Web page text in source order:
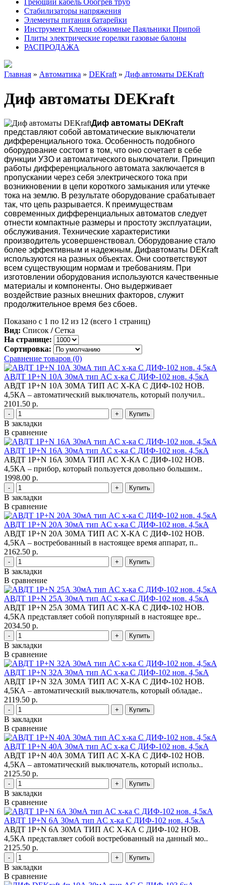
Стабилизаторы напряжения
Элементы питания батарейки
Инструмент Клещи обжимные Паяльники Припой
Плиты электрические горелки газовые балоны
РАСПРОДАЖА
Главная » Автоматика » DEKraft » Диф автоматы DEKraft
Диф автоматы DEKraft
Диф автоматы DEKraft
представляют собой автоматические выключатели
дифференциального тока. Особенность подобного
оборудование состоит в том, что оно сочетает в себе
функции УЗО и автоматического выключатели. Принцип
работы дифференциального автомата заключается в
пропускании через себя электрического тока при
возникновении в цепи короткого замыкания или утечке
тока на землю. В результате оборудование срабатывает
так, что цепь разрывается. К преимуществам
современных дифференциальных автоматов следует
отнести компактные размеры и простоту эксплуатации,
обслуживания. Технические характеристики
производитель усовершенствовал. Оборудование стало
более эффективным и надежным. Дифавтоматы DEKraft
используются на разных объектах. Они соответствуют
всем существующим нормам и требованиям. При
изготовлении оборудования используются качественные
материалы и компоненты. Оно выдерживает
воздействие разных внешних факторов, служит
продолжительное время без сбоев.
Показано с 1 по 12 из 12 (всего 1 страниц)
Вид: Список / Сетка
На странице:
Сортировка:
Сравнение товаров (0)
АВДТ 1Р+N 10А 30мА тип AC х-ка С ДИФ-102 нов. 4,5кА
АВДТ 1Р+N 10А 30МА ТИП AC Х-КА С ДИФ-102 НОВ.
4,5КА – автоматический выключатель, который получил..
2101.50 р.
- +
В закладки
В сравнение
АВДТ 1Р+N 16А 30мА тип AC х-ка С ДИФ-102 нов. 4,5кА
АВДТ 1Р+N 16А 30МА ТИП AC Х-КА С ДИФ-102 НОВ.
4,5КА – прибор, который пользуется довольно большим..
1998.00 р.
- +
В закладки
В сравнение
АВДТ 1Р+N 20А 30мА тип AC х-ка С ДИФ-102 нов. 4,5кА
АВДТ 1Р+N 20А 30МА ТИП AC Х-КА С ДИФ-102 НОВ.
4,5КА – востребованный в настоящее время аппарат, п..
2162.50 р.
- +
В закладки
В сравнение
АВДТ 1Р+N 25А 30мА тип AC х-ка С ДИФ-102 нов. 4,5кА
АВДТ 1Р+N 25А 30МА ТИП AC Х-КА С ДИФ-102 НОВ.
4,5КА представляет собой популярный в настоящее вре..
2034.50 р.
- +
В закладки
В сравнение
АВДТ 1Р+N 32А 30мА тип AC х-ка С ДИФ-102 нов. 4,5кА
АВДТ 1Р+N 32А 30МА ТИП AC Х-КА С ДИФ-102 НОВ.
4,5КА – автоматический выключатель, который обладае..
2119.50 р.
- +
В закладки
В сравнение
АВДТ 1Р+N 40А 30мА тип AC х-ка С ДИФ-102 нов. 4,5кА
АВДТ 1Р+N 40А 30МА ТИП AC Х-КА С ДИФ-102 НОВ.
4,5КА – автоматический выключатель, который использ..
2125.50 р.
- +
В закладки
В сравнение
АВДТ 1Р+N 6А 30мА тип AC х-ка С ДИФ-102 нов. 4,5кА
АВДТ 1Р+N 6А 30МА ТИП AC Х-КА С ДИФ-102 НОВ.
4,5КА представляет собой востребованный на данный мо..
2125.50 р.
- +
В закладки
В сравнение